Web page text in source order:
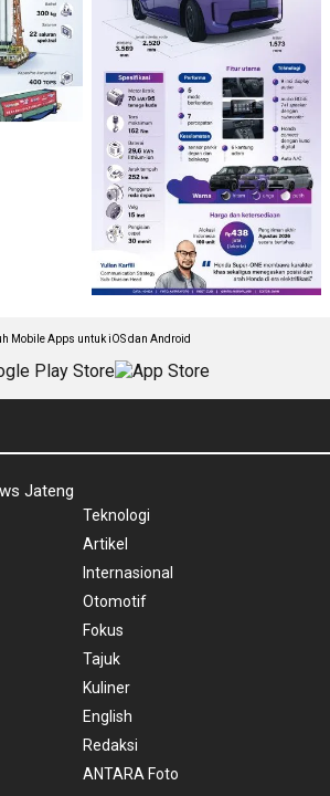
Mobile Apps untuk iOS dan Android
Jateng
Teknologi
Artikel
Internasional
Otomotif
Fokus
Tajuk
Kuliner
English
Redaksi
ANTARA Foto